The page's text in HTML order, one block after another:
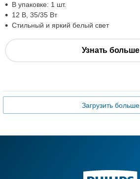
В упаковке: 1 шт.
12 В, 35/35 Вт
Стильный и яркий белый свет
Узнать больше
Загрузить больше